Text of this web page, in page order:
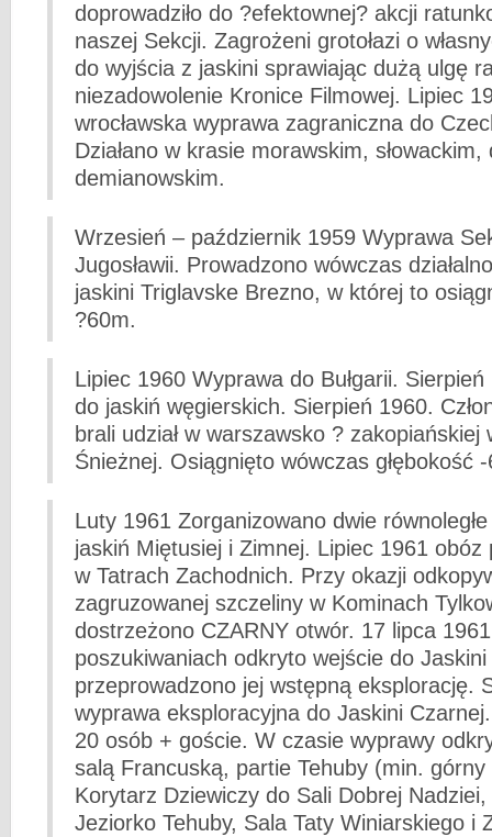
doprowadziło do ?efektownej? akcji
naszej Sekcji. Zagrożeni grotołazi o
do wyjścia z jaskini sprawiając dużą ulgę
niezadowolenie Kronice Filmowej. Lipiec
wrocławska wyprawa zagraniczna do
Działano w krasie morawskim,
demianowskim.
Wrzesień – październik 1959 Wyprawa
Jugosławii. Prowadzono wówczas
jaskini Triglavske Brezno, w której to
?60m.
Lipiec 1960 Wyprawa do Bułgarii.
do jaskiń węgierskich. Sierpień 1960.
brali udział w warszawsko ? zakopiańskiej
Śnieżnej. Osiągnięto wówczas głębokość
Luty 1961 Zorganizowano dwie
jaskiń Miętusiej i Zimnej. Lipiec 1961 obóz
w Tatrach Zachodnich. Przy okazji
zagruzowanej szczeliny w Kominach
dostrzeżono CZARNY otwór. 17 lipca 1961
poszukiwaniach odkryto wejście do
przeprowadzono jej wstępną eksplorację.
wyprawa eksploracyjna do Jaskini Czarnej.
20 osób + goście. W czasie wyprawy
salą Francuską, partie Tehuby (min.
Korytarz Dziewiczy do Sali Dobrej
Jeziorko Tehuby, Sala Taty Winiarskiego i